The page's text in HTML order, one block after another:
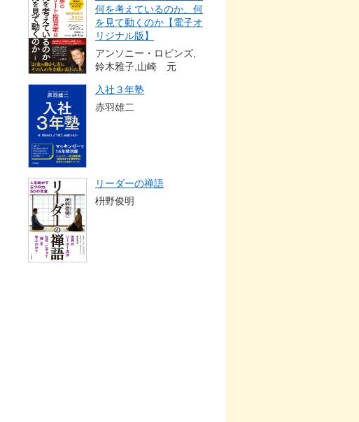
何を考えているのか、何
を見て動くのか【電子オ
リジナル版】
アンソニー・ロビンズ,
鈴木雅子,山崎 元
入社３年塾
赤羽雄二
リーダーの禅語
枡野俊明